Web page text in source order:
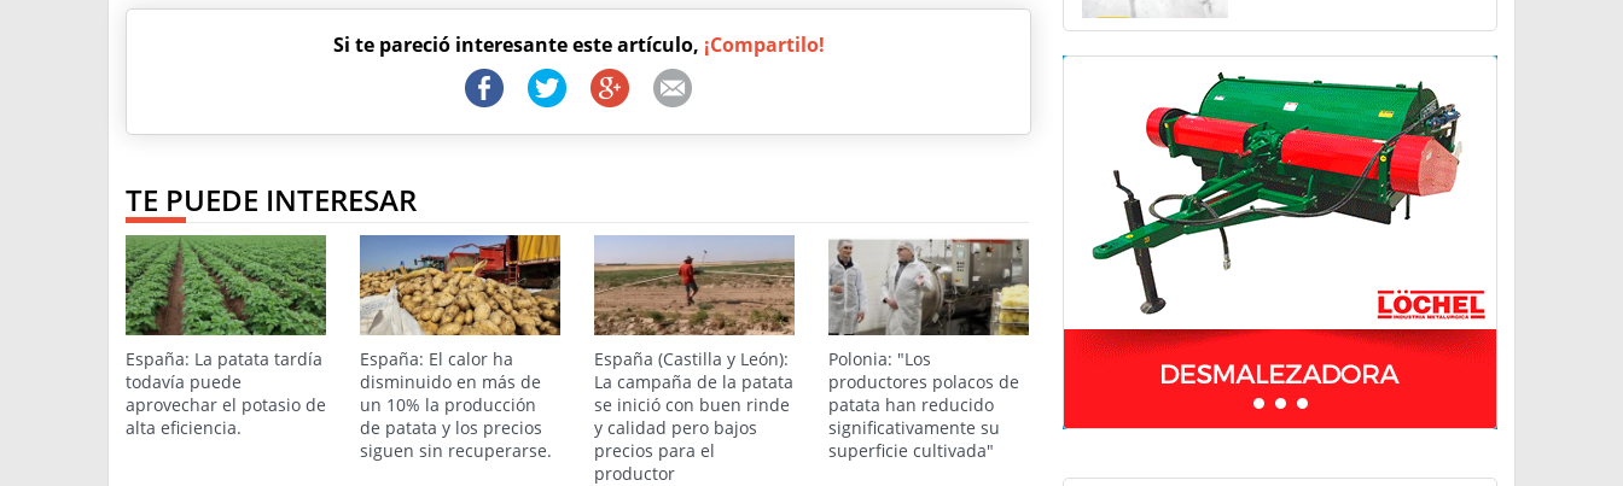
Si te pareció interesante este artículo, ¡Compartilo!
TE PUEDE INTERESAR
España: La patata tardía
todavía puede
aprovechar el potasio de
alta eficiencia.
España: El calor ha
disminuido en más de
un 10% la producción
de patata y los precios
siguen sin recuperarse.
España (Castilla y León):
La campaña de la patata
se inició con buen rinde
y calidad pero bajos
precios para el
productor
Polonia: "Los
productores polacos de
patata han reducido
significativamente su
superficie cultivada"